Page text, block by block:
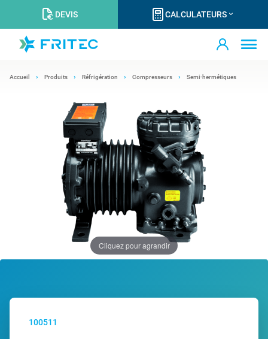
DEVIS CALCULATEURS
Accueil Produits Réfrigération Compresseurs Semi-hermétiques
Cliquez pour agrandir
100511